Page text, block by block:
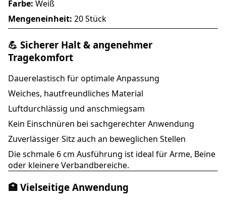
Farbe: Weiß
Mengeneinheit: 20 Stück
💪 Sicherer Halt & angenehmer
Tragekomfort
Dauerelastisch für optimale Anpassung
Weiches, hautfreundliches Material
Luftdurchlässig und anschmiegsam
Kein Einschnüren bei sachgerechter Anwendung
Zuverlässiger Sitz auch an beweglichen Stellen
Die schmale 6 cm Ausführung ist ideal für Arme, Beine
oder kleinere Verbandbereiche.
🏥 Vielseitige Anwendung